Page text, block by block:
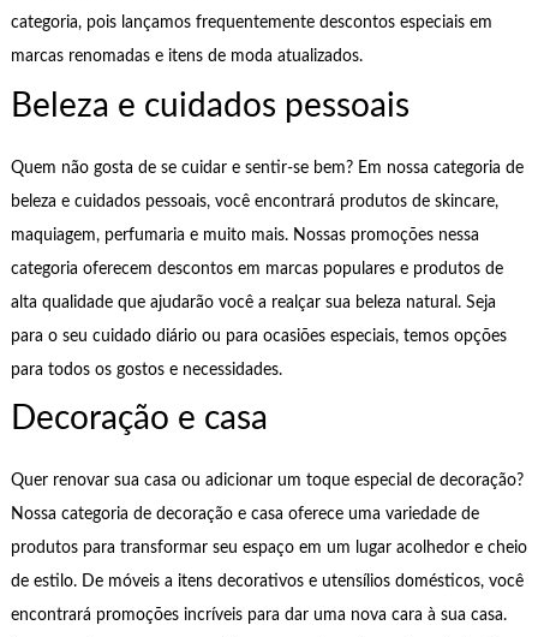
categoria, pois lançamos frequentemente descontos especiais em
marcas renomadas e itens de moda atualizados.
Beleza e cuidados pessoais
Quem não gosta de se cuidar e sentir-se bem? Em nossa categoria de
beleza e cuidados pessoais, você encontrará produtos de skincare,
maquiagem, perfumaria e muito mais. Nossas promoções nessa
categoria oferecem descontos em marcas populares e produtos de
alta qualidade que ajudarão você a realçar sua beleza natural. Seja
para o seu cuidado diário ou para ocasiões especiais, temos opções
para todos os gostos e necessidades.
Decoração e casa
Quer renovar sua casa ou adicionar um toque especial de decoração?
Nossa categoria de decoração e casa oferece uma variedade de
produtos para transformar seu espaço em um lugar acolhedor e cheio
de estilo. De móveis a itens decorativos e utensílios domésticos, você
encontrará promoções incríveis para dar uma nova cara à sua casa.